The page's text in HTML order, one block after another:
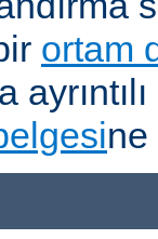
ortam
ne